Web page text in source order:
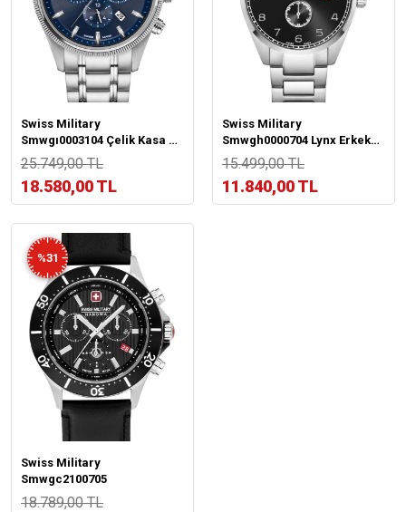
Swiss Military
Smwgı0003104 Çelik Kasa &
Kordon Kararma Renk Atma
Yapmaz Erkek Kol Saati
25.749,00 TL
18.580,00 TL
Swiss Military
Smwgh0000704 Lynx Erkek
Kol Saati
15.499,00 TL
11.840,00 TL
%31
Swiss Military
Smwgc2100705
18.789,00 TL